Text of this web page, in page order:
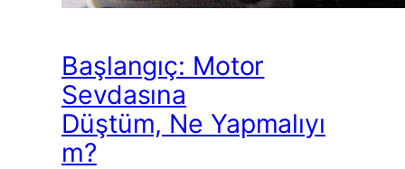
Başlangıç: Motor
Sevdasına
Düştüm, Ne Yapmalıyı
m?